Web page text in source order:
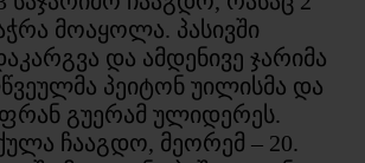
მოაყოლა. პასივში
და ამდენივე ჯარიმა
პეიტონ უილისმა და
გუერამ ულიდერეს.
ჩააგდო, მეორემ – 20.